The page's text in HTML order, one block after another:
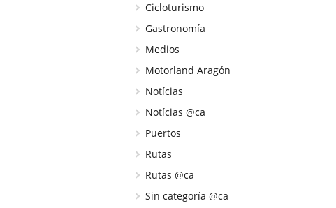
Cicloturismo
Gastronomía
Medios
Motorland Aragón
Notícias
Notícias @ca
Puertos
Rutas
Rutas @ca
Sin categoría @ca